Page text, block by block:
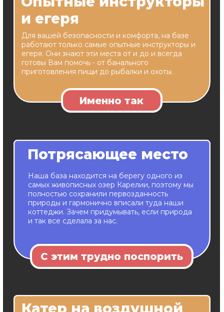
О нас
Галерея
Контакты
ООО "Север"